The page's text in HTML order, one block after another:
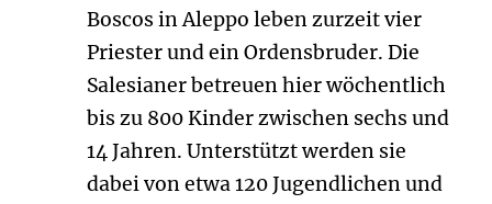
Boscos in Aleppo leben zurzeit vier
Priester und ein Ordensbruder. Die
Salesianer betreuen hier wöchentlich
bis zu 800 Kinder zwischen sechs und
14 Jahren. Unterstützt werden sie
dabei von etwa 120 Jugendlichen und